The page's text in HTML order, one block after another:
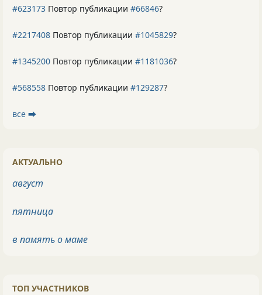
#623173 Повтор публикации #66846?
#2217408 Повтор публикации #1045829?
#1345200 Повтор публикации #1181036?
#568558 Повтор публикации #129287?
все ⮕
АКТУАЛЬНО
август
пятница
в память о маме
ТОП УЧАСТНИКОВ